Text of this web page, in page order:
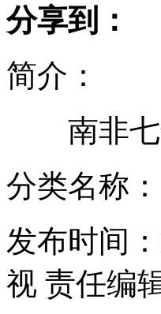
财政部发行150亿元记
男生集体剃头与白血
分享到：
简介：
南非七
分类名称：
发布时间
视 责任编